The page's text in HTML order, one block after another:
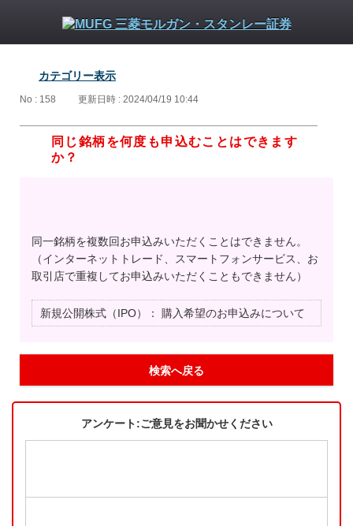
カテゴリー表示
No : 158 更新日時 : 2024/04/19 10:44
同じ銘柄を何度も申込むことはできます
か？
同一銘柄を複数回お申込みいただくことはできません。
（インターネットトレード、スマートフォンサービス、お
取引店で重複してお申込みいただくこともできません）
新規公開株式（IPO）： 購入希望のお申込みについて
検索へ戻る
アンケート:ご意見をお聞かせください